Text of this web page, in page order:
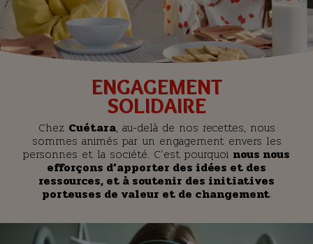
ENGAGEMENT
SOLIDAIRE
Chez Cuétara, au-delà de nos recettes, nous
sommes animés par un engagement envers les
personnes et la société. C’est pourquoi nous nous
efforçons d’apporter des idées et des
ressources, et à soutenir des initiatives
porteuses de valeur et de changement.